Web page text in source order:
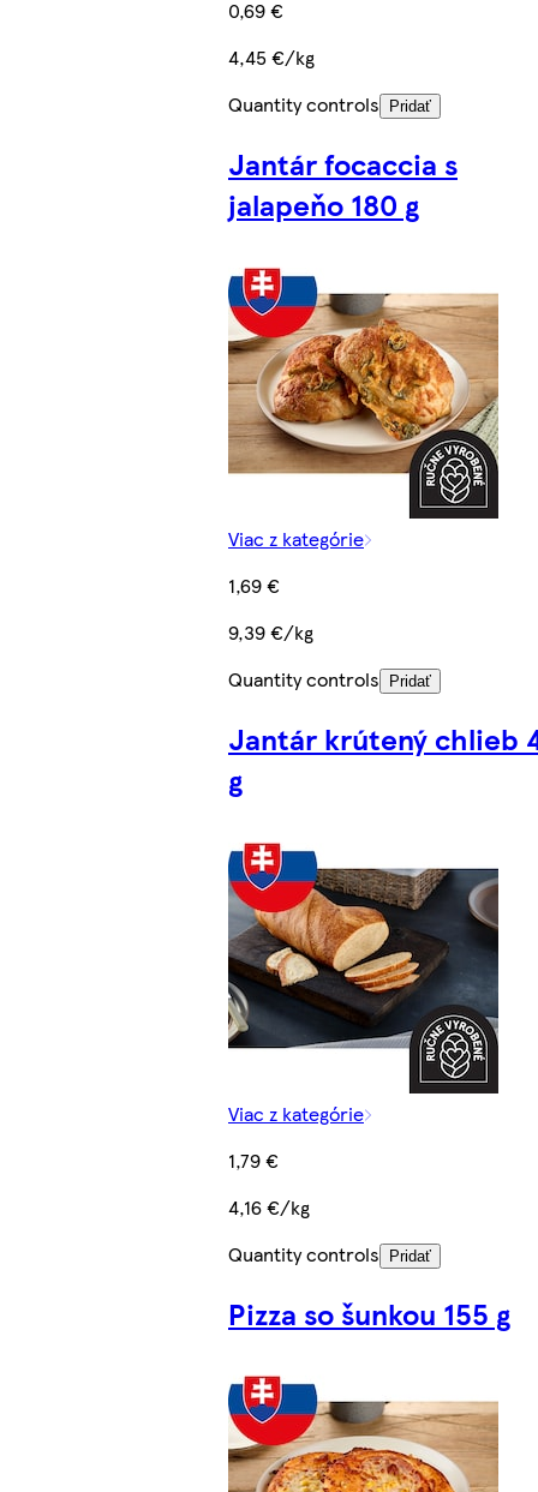
0,69 €
4,45 €/kg
Quantity controls
Pridať
Jantár focaccia s
jalapeňo 180 g
Viac z kategórie
1,69 €
9,39 €/kg
Quantity controls
Pridať
Jantár krútený chlieb
g
Viac z kategórie
1,79 €
4,16 €/kg
Quantity controls
Pridať
Pizza so šunkou 155 g